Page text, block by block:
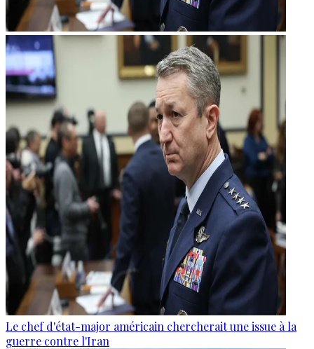
Le chef d'état-major américain chercherait une issue à la
guerre contre l'Iran